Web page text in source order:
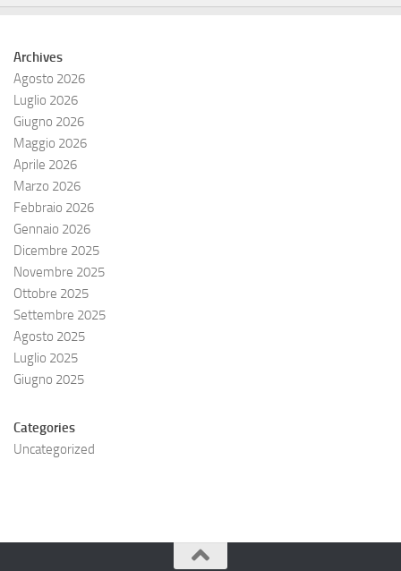
Archives
Agosto 2026
Luglio 2026
Giugno 2026
Maggio 2026
Aprile 2026
Marzo 2026
Febbraio 2026
Gennaio 2026
Dicembre 2025
Novembre 2025
Ottobre 2025
Settembre 2025
Agosto 2025
Luglio 2025
Giugno 2025
Categories
Uncategorized